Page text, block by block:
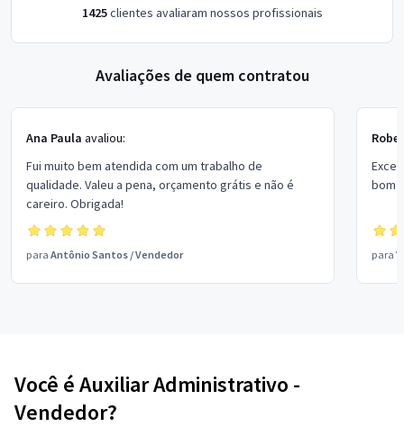
1425clientes avaliaram nossos profissionais
Avaliações de quem contratou
Ana Paula avaliou:
Fui muito bem atendida com um trabalho de
qualidade. Valeu a pena, orçamento grátis e não é
careiro. Obrigada!
para Antônio Santos /Vendedor
bom
para
Você é Auxiliar Administrativo -
Vendedor?